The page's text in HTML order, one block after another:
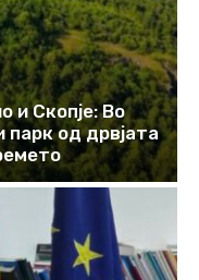
и Скопје: Во
од дрвјата